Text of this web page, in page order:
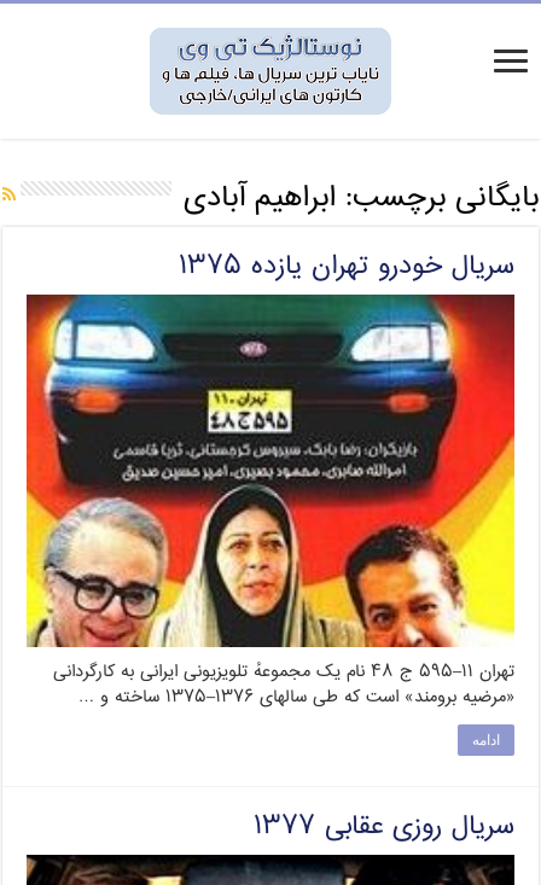
بایگانی برچسب: ابراهیم آبادی
سریال خودرو تهران یازده ۱۳۷۵
تهران ۱۱–۵۹۵ ج ۴۸ نام یک مجموعهٔ تلویزیونی ایرانی به کارگردانی
«مرضیه برومند» است که طی سالهای ۱۳۷۶–۱۳۷۵ ساخته و …
ادامه
سریال روزی عقابی ۱۳۷۷